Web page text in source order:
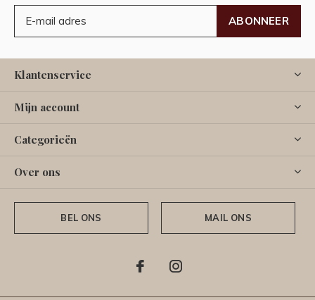
ABONNEER
Klantenservice
Mijn account
Categorieën
Over ons
BEL ONS MAIL ONS